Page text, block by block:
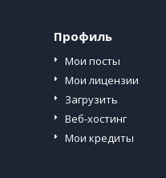
Профиль
Мои посты
Мои лицензии
Загрузить
Веб-хостинг
Мои кредиты